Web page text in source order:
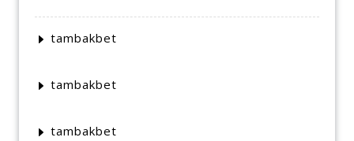
tambakbet
tambakbet
tambakbet